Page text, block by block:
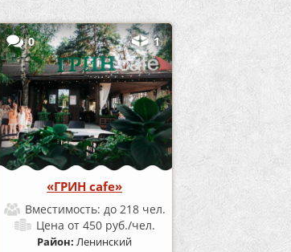
0 1
«ГРИН cafe»
Вместимость: до 218 чел.
Ценаот 450 руб./чел.
Район:Ленинский